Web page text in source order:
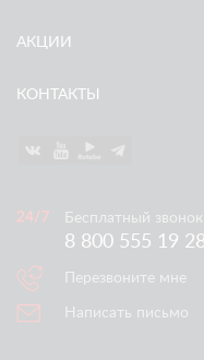
АКЦИИ
КОНТАКТЫ
Бесплатный звонок
8 800 555 19 28
Перезвоните мне
Написать письмо